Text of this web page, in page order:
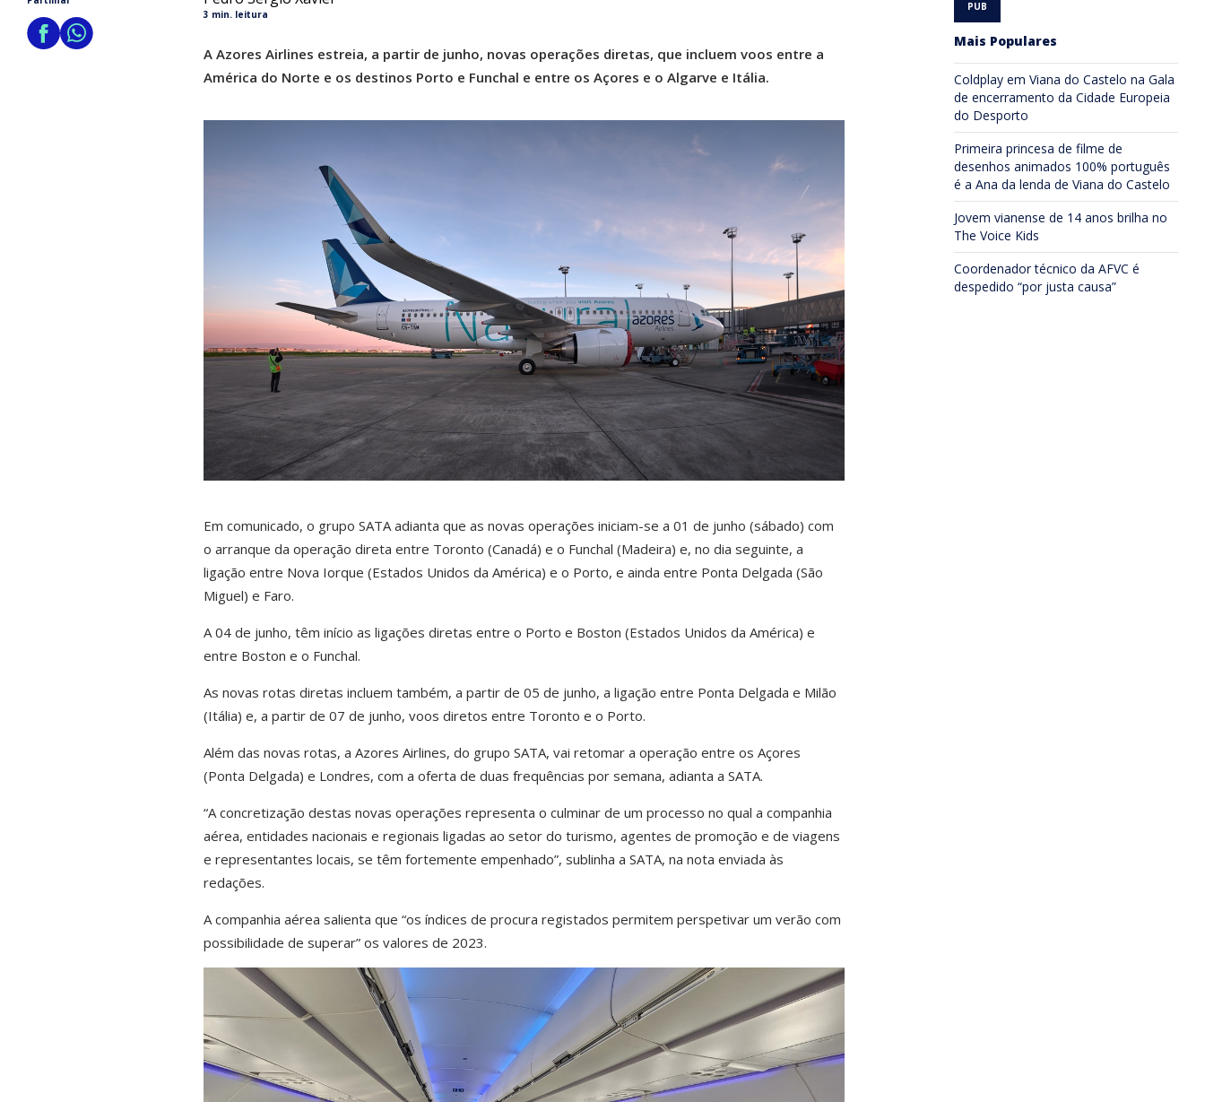
3 min. leitura
A Azores Airlines estreia, a partir de junho, novas operações diretas, que incluem voos entre a
América do Norte e os destinos Porto e Funchal e entre os Açores e o Algarve e Itália.
Em comunicado, o grupo SATA adianta que as novas operações iniciam-se a 01 de junho (sábado) com
o arranque da operação direta entre Toronto (Canadá) e o Funchal (Madeira) e, no dia seguinte, a
ligação entre Nova Iorque (Estados Unidos da América) e o Porto, e ainda entre Ponta Delgada (São
Miguel) e Faro.
A 04 de junho, têm início as ligações diretas entre o Porto e Boston (Estados Unidos da América) e
entre Boston e o Funchal.
As novas rotas diretas incluem também, a partir de 05 de junho, a ligação entre Ponta Delgada e Milão
(Itália) e, a partir de 07 de junho, voos diretos entre Toronto e o Porto.
Além das novas rotas, a Azores Airlines, do grupo SATA, vai retomar a operação entre os Açores
(Ponta Delgada) e Londres, com a oferta de duas frequências por semana, adianta a SATA.
“A concretização destas novas operações representa o culminar de um processo no qual a companhia
aérea, entidades nacionais e regionais ligadas ao setor do turismo, agentes de promoção e de viagens
e representantes locais, se têm fortemente empenhado”, sublinha a SATA, na nota enviada às
redações.
A companhia aérea salienta que “os índices de procura registados permitem perspetivar um verão com
possibilidade de superar” os valores de 2023.
Mais Populares
Coldplay em Viana do Castelo na Gala
de encerramento da Cidade Europeia
do Desporto
Primeira princesa de filme de
desenhos animados 100% português
é a Ana da lenda de Viana do Castelo
Jovem vianense de 14 anos brilha no
The Voice Kids
Coordenador técnico da AFVC é
despedido “por justa causa”